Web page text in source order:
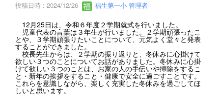
投稿日時 : 2024/12/26 福生第一小 管理者
12月25日は、令和６年度２学期就式を行いました。
児童代表の言葉は３年生が行いました。２学期頑張ったこ
とや、３学期頑張りたいことについて、元気よく堂々と発表
することができました。
校長先生からは、２学期の振り返りと、冬休みに心掛けて
欲しい３つのことについてお話がありました。冬休みに心掛
けて欲しい３つのことは、お家の人の手伝いや掃除をするこ
と・新年の挨拶をすること・健康で安全に過ごすことです。
これらを意識しながら、楽しく充実した冬休みを過ごしてほ
しいと思います。